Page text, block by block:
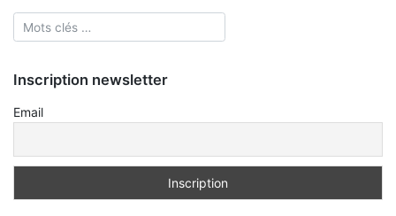
Inscription newsletter
Email